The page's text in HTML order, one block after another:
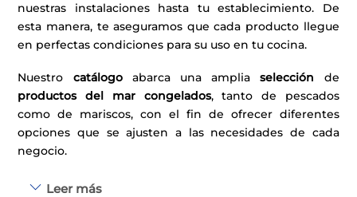
nuestras instalaciones hasta tu establecimiento. De
esta manera, te aseguramos que cada producto llegue
en perfectas condiciones para su uso en tu cocina.
Nuestro catálogoabarca una ampliaselección de
productos del mar congelados, tanto de pescados
como de mariscos, con el fin de ofrecer diferentes
opciones que se ajusten a las necesidades de cada
negocio.
Leer más